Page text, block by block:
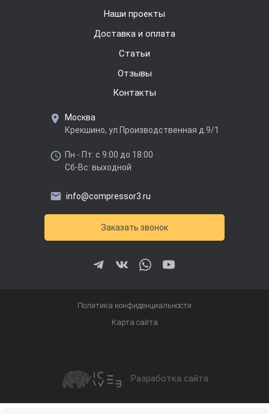
Наши проекты
Доставка и оплата
Cтатьи
Отзывы
Контакты
Москва
Крекшино, ул.Производственная д.9/1
Пн - Пт: с 9:00 до 18:00
Сб-Вс: выходной
info@compressor3.ru
Заказать звонок
Политика конфиденциальности
Карта сайта
Разработка сайта